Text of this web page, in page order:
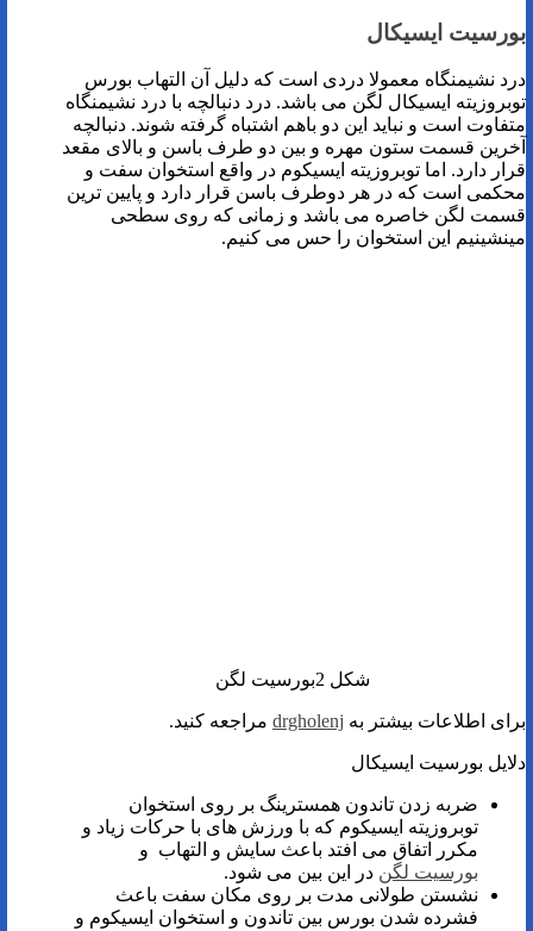
بورسیت ایسیکال
درد نشیمنگاه معمولا دردی است که دلیل آن التهاب بورس
توبروزیته ایسیکال لگن می باشد. درد دنبالچه با درد نشیمنگاه
متفاوت است و نباید این دو باهم اشتباه گرفته شوند. دنبالچه
آخرین قسمت ستون مهره و بین دو طرف باسن و بالای مقعد
قرار دارد. اما توبروزیته ایسیکوم در واقع استخوان سفت و
محکمی است که در هر دوطرف باسن قرار دارد و پایین ترین
قسمت لگن خاصره می باشد و زمانی که روی سطحی
مینشینیم این استخوان را حس می کنیم.
شکل 2بورسیت لگن
برای اطلاعات بیشتر به drgholenj مراجعه کنید.
دلایل بورسیت ایسیکال
ضربه زدن تاندون همسترینگ بر روی استخوان
توبروزیته ایسیکوم که با ورزش های با حرکات زیاد و
مکرر اتفاق می افتد باعث سایش و التهاب و
بورسیت لگن در این بین می شود.
نشستن طولانی مدت بر روی مکان سفت باعث
فشرده شدن بورس بین تاندون و استخوان ایسیکوم و